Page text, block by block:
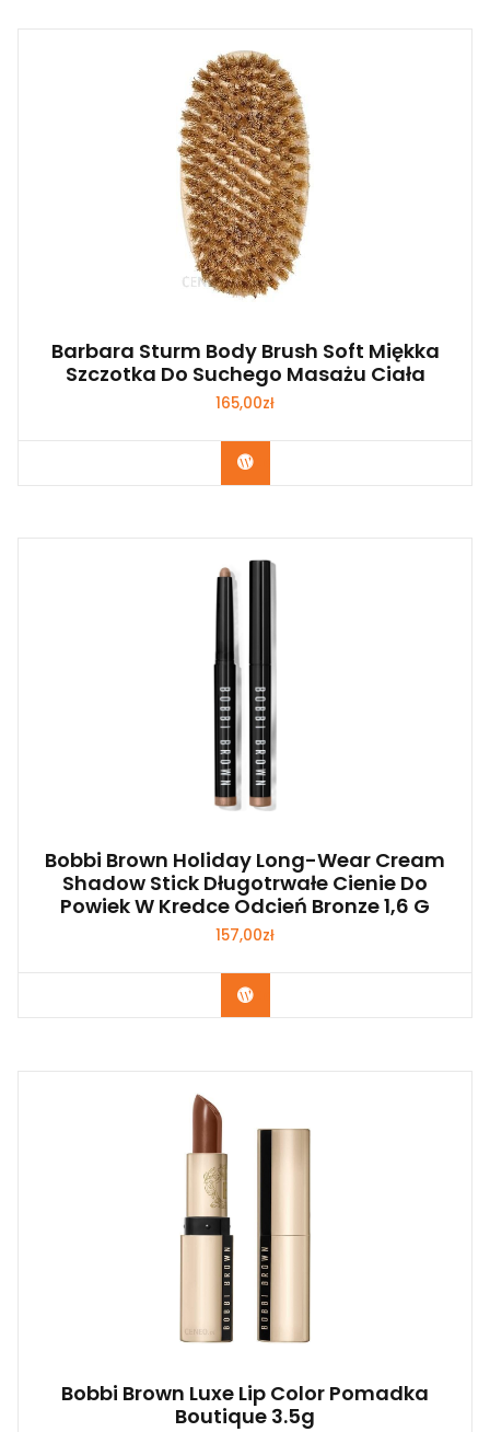
Barbara Sturm Body Brush Soft Miękka
Szczotka Do Suchego Masażu Ciała
165,00zł
Zobacz
Bobbi Brown Holiday Long-Wear Cream
Shadow Stick Długotrwałe Cienie Do
Powiek W Kredce Odcień Bronze 1,6 G
157,00zł
Zobacz
Bobbi Brown Luxe Lip Color Pomadka
Boutique 3.5g